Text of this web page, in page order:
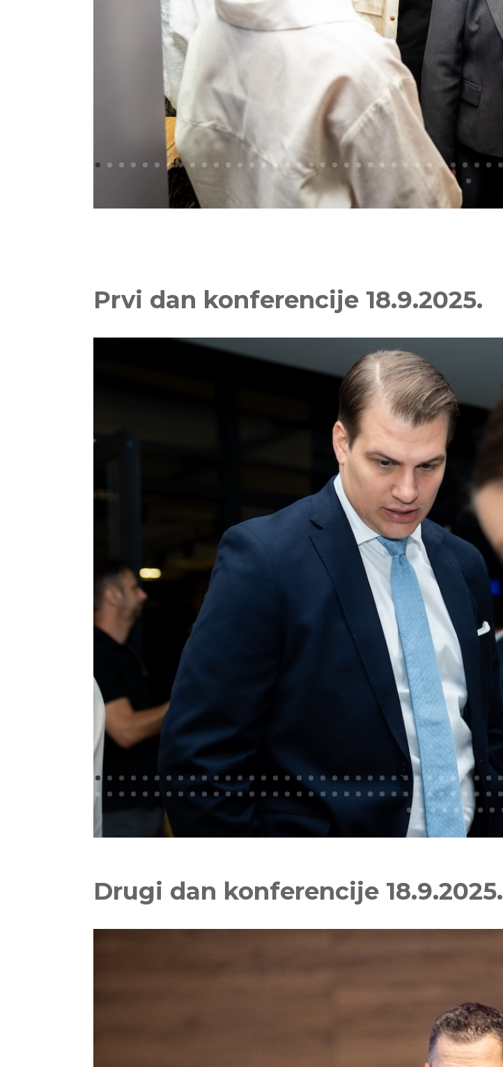
Prvi dan konferencije 18.9.2025.
Drugi dan konferencije 18.9.2025.